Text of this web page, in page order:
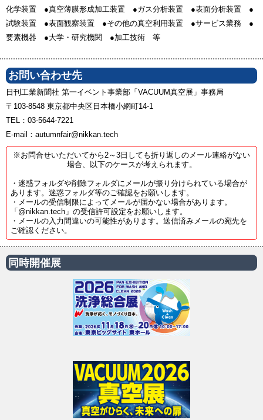
化学装置 ●真空薄膜形成加工装置 ●ガス分析装置 ●表面分析装置 ●
試験装置 ●表面観察装置 ●その他の真空利用装置 ●サービス業務 ●
要素機器 ●大学・研究機関 ●加工技術 等
お問い合わせ先
日刊工業新聞社 第一イベント事業部「VACUUM真空展」事務局
〒103-8548 東京都中央区日本橋小網町14-1
TEL：03-5644-7221
E-mail：autumnfair@nikkan.tech
※お問合せいただいてから2～3日しても折り返しのメール連絡がない
場合、以下のケースが考えられます。
・迷惑フォルダや削除フォルダにメールが振り分けられている場合が
あります。迷惑フォルダ等のご確認をお願いします。
・メールの受信制限によってメールが届かない場合があります。
「@nikkan.tech」の受信許可設定をお願いします。
・メールの入力間違いの可能性があります。送信済みメールの宛先を
ご確認ください。
同時開催展